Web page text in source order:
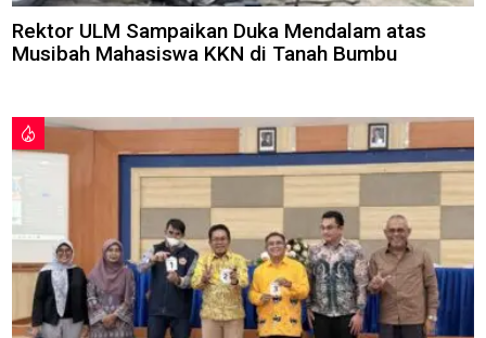
Rektor ULM Sampaikan Duka Mendalam atas
Musibah Mahasiswa KKN di Tanah Bumbu